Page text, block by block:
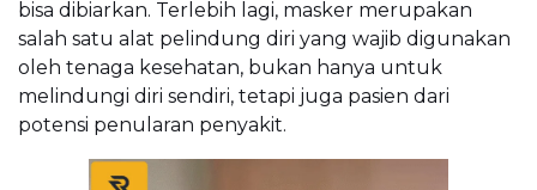
bisa dibiarkan. Terlebih lagi, masker merupakan
salah satu alat pelindung diri yang wajib digunakan
oleh tenaga kesehatan, bukan hanya untuk
melindungi diri sendiri, tetapi juga pasien dari
potensi penularan penyakit.